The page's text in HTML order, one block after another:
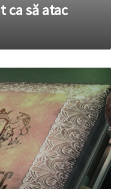
ca să atac